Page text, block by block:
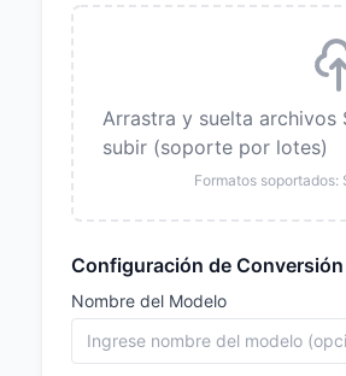
Arrastra y suelta archivos
subir (soporte por lotes)
Formatos soportados:
Configuración de Conversión
Nombre del Modelo